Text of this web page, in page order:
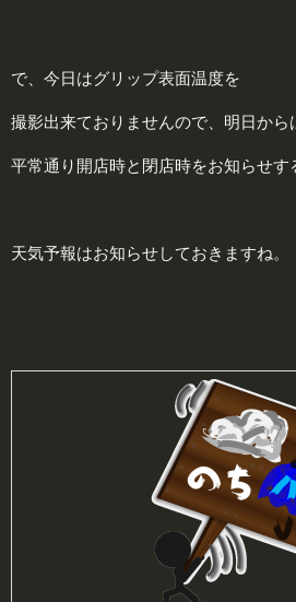
で、今日はグリップ表面温度を
撮影出来ておりませんので、明日から
平常通り開店時と閉店時をお知らせす
天気予報はお知らせしておきますね。